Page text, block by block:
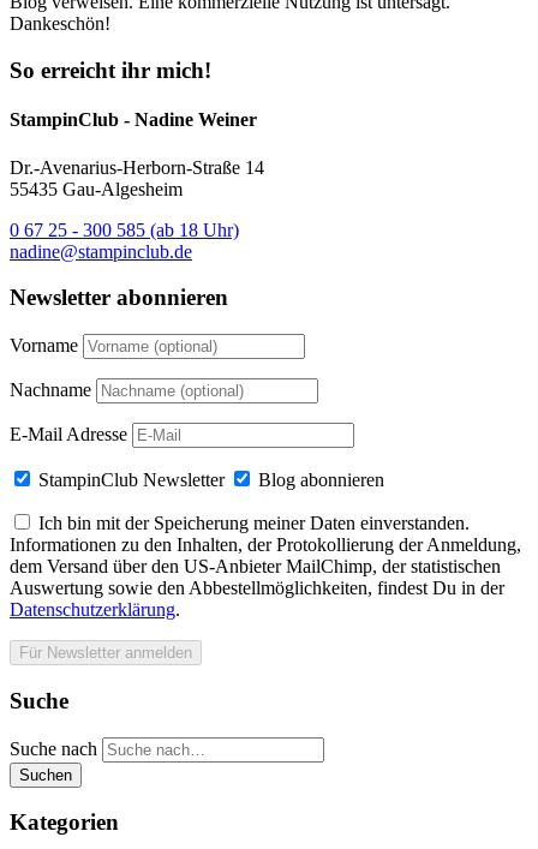
Dankeschön!
So erreicht ihr mich!
StampinClub - Nadine Weiner
Dr.-Avenarius-Herborn-Straße 14
55435 Gau-Algesheim
0 67 25 - 300 585 (ab 18 Uhr)
nadine@stampinclub.de
Newsletter abonnieren
Vorname
Nachname
E-Mail Adresse
StampinClub Newsletter Blog abonnieren
Ich bin mit der Speicherung meiner Daten einverstanden.
Informationen zu den Inhalten, der Protokollierung der Anmeldung,
dem Versand über den US-Anbieter MailChimp, der statistischen
Auswertung sowie den Abbestellmöglichkeiten, findest Du in der
Datenschutzerklärung.
Suche
Suche nach
Suchen
Kategorien